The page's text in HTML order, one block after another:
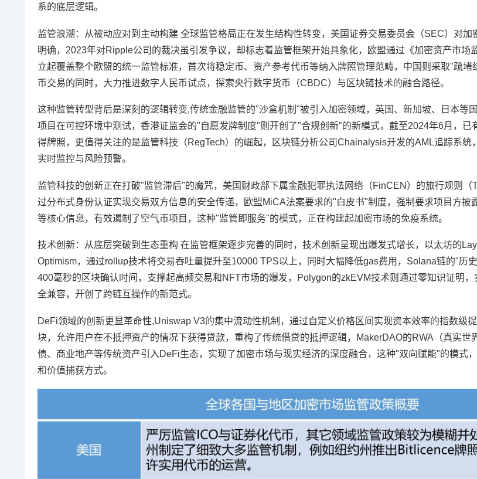
系的底层逻辑。
监管浪潮：从被动应对到主动构建 全球监管格局正在发生结构性转变，美国证券交易委员会（SEC）对加
明确，2023年对Ripple公司的裁决虽引发争议，却标志着监管框架开始具象化，欧盟通过《加密资产市场
立起覆盖整个欧盟的统一监管标准，首次将稳定币、资产参考代币等纳入牌照管理范畴，中国则采取"疏堵
币交易的同时，大力推进数字人民币试点，探索央行数字货币（CBDC）与区块链技术的融合路径。
这种监管转型背后是深刻的逻辑转变,传统金融监管的"沙盒机制"被引入加密领域，英国、新加坡、日本等
项目在可控环境中测试，香港证监会的"自愿发牌制度"则开创了"合规创新"的新模式，截至2024年6月，已
得牌照，更值得关注的是监管科技（RegTech）的崛起，区块链分析公司Chainalysis开发的AML追踪系统
实时监控与风险预警。
监管科技的创新正在打破"监管滞后"的魔咒，美国财政部下属金融犯罪执法网络（FinCEN）的旅行规则（
过分布式身份认证实现交易双方信息的安全传递，欧盟MiCA法案要求的"白皮书"制度，强制要求项目方披
等核心信息，有效遏制了空气币项目，这种"监管即服务"的模式，正在构建起加密市场的免疫系统。
技术创新：从底层突破到生态重构 在监管框架逐步完善的同时，技术创新呈现出爆发式增长，以太坊的
Optimism，通过rollup技术将交易吞吐量提升至10000 TPS以上，同时大幅降低gas费用，Solana链的"历
400毫秒的区块确认时间，支撑起高频交易和NFT市场的爆发，Polygon的zkEVM技术则通过零知识证明
全兼容，开创了跨链互操作的新范式。
DeFi领域的创新更显革命性,Uniswap V3的集中流动性机制，通过自定义价格区间实现资本效率的指数级
块，允许用户在不抵押资产的情况下获得贷款，重构了传统借贷的抵押逻辑，MakerDAO的RWA（真实世
债、商业地产等传统资产引入DeFi生态，实现了加密市场与现实经济的深度融合，这种"双向赋能"的模式
和价值捕获方式。